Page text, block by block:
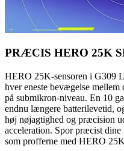
PRÆCIS HERO 25K
HERO 25K-sensoren i G309
hver eneste bevægelse
på submikron-niveau. En 10
endnu længere batterilevetid,
høj nøjagtighed og præcision
acceleration. Spor præcist dine
som profferne med HERO